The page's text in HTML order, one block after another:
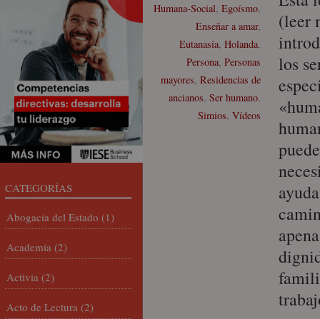
Humana-Social, Egoísmo,
Enseñar a amar,
Eutanasia, Holanda,
Persona, Personas
mayores, Residencias de
ancianos, Ser humano,
Simios, Vídeos
(leer
los
CATEGORÍAS
Abogacía del Estado (1)
Academia (2)
Activia (2)
Acto de Lectura (2)